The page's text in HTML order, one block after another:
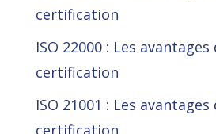
certification
ISO 22000 : Les avantages
certification
ISO 21001 : Les avantages